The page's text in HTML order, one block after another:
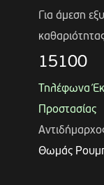
Για άμεση
15100
Τηλέφωνα
Προστασίας
Θωμάς